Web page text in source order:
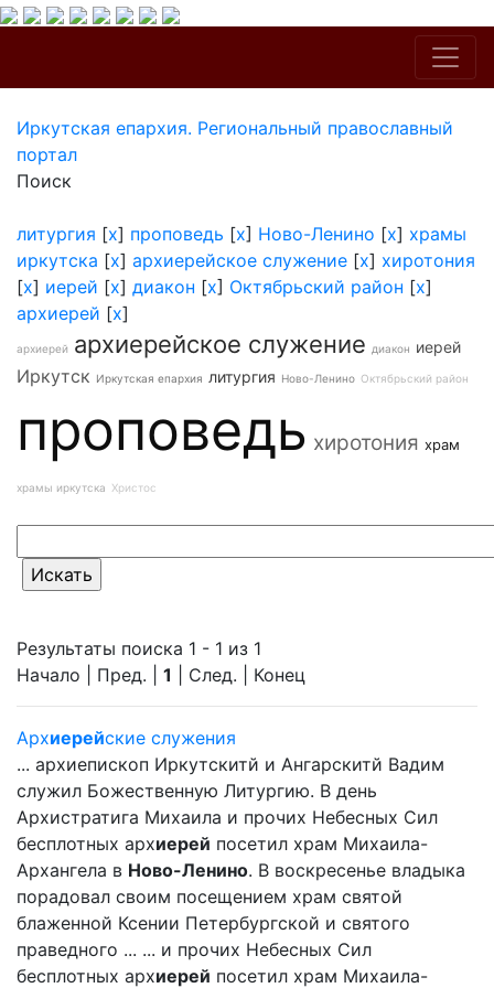
Иркутская епархия. Региональный православный
портал
Поиск
литургия [x] проповедь [x] Ново-Ленино [x] храмы
иркутска [x] архиерейское служение [x] хиротония
[x] иерей [x] диакон [x] Октябрьский район [x]
архиерей [x]
архиерей архиерейское служение диакон иерей
Иркутск Иркутская епархия литургия Ново-Ленино Октябрьский район
проповедь хиротония храм
храмы иркутска Христос
Результаты поиска 1 - 1 из 1
Начало | Пред. | 1 | След. | Конец
Архиерейские служения
... архиепископ Иркутскитй и Ангарскитй Вадим
служил Божественную Литургию. В день
Архистратига Михаила и прочих Небесных Сил
бесплотных архиерей посетил храм Михаила-
Архангела в Ново-Ленино. В воскресенье владыка
порадовал своим посещением храм святой
блаженной Ксении Петербургской и святого
праведного ... ... и прочих Небесных Сил
бесплотных архиерей посетил храм Михаила-